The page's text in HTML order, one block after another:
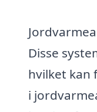
Disse
hvilket kan
i